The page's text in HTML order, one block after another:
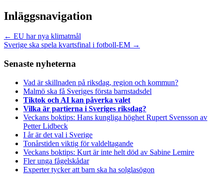
Inläggsnavigation
← EU har nya klimatmål
Sverige ska spela kvartsfinal i fotboll-EM →
Senaste nyheterna
Vad är skillnaden på riksdag, region och kommun?
Malmö ska få Sveriges första barnstadsdel
Tiktok och AI kan påverka valet
Vilka är partierna i Sveriges riksdag?
Veckans boktips: Hans kungliga höghet Rupert Svensson av
Petter Lidbeck
I år är det val i Sverige
Tonårstiden viktig för valdeltagande
Veckans boktips: Kurt är inte helt död av Sabine Lemire
Fler unga fågelskådar
Experter tycker att barn ska ha solglasögon